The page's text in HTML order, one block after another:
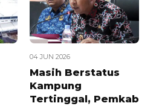
04 JUN 2026
Masih Berstatus
Kampung
Tertinggal, Pemkab